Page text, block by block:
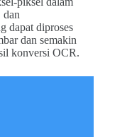
dan
dapat diproses
dan semakin
konversi OCR.